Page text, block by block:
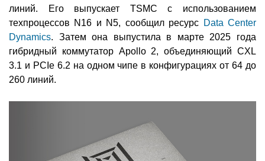
линий. Его выпускает TSMC с использованием
техпроцессов N16 и N5, сообщил ресурс Data Center
Dynamics. Затем она выпустила в марте 2025 года
гибридный коммутатор Apollo 2, объединяющий CXL
3.1 и PCIe 6.2 на одном чипе в конфигурациях от 64 до
260 линий.